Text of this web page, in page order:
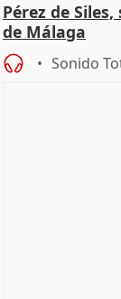
Pérez de
de Málaga
Sonido